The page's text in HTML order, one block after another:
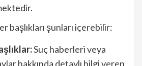
başlıkları şunları içerebilir:
Suç haberleri veya
hakkında detaylı bilgi veren